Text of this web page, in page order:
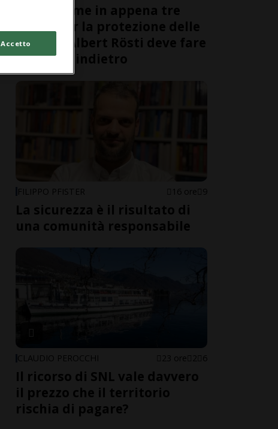
50’000 firme in appena tre
giorni per la protezione delle
foreste. Albert Rösti deve fare
un passo indietro
FILIPPO PFISTER 16 ore 9
La sicurezza è il risultato di
una comunità responsabile
CLAUDIO PEROCCHI 23 ore 2 6
Il ricorso di SNL vale davvero
il prezzo che il territorio
rischia di pagare?
Accetto